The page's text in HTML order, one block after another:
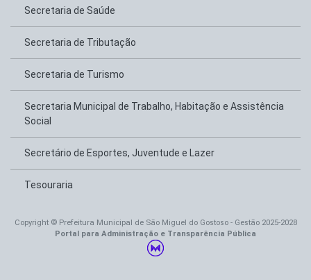
Secretaria de Saúde
Secretaria de Tributação
Secretaria de Turismo
Secretaria Municipal de Trabalho, Habitação e Assistência
Social
Secretário de Esportes, Juventude e Lazer
Tesouraria
Copyright © Prefeitura Municipal de São Miguel do Gostoso - Gestão 2025-2028
Portal para Administração e Transparência Pública